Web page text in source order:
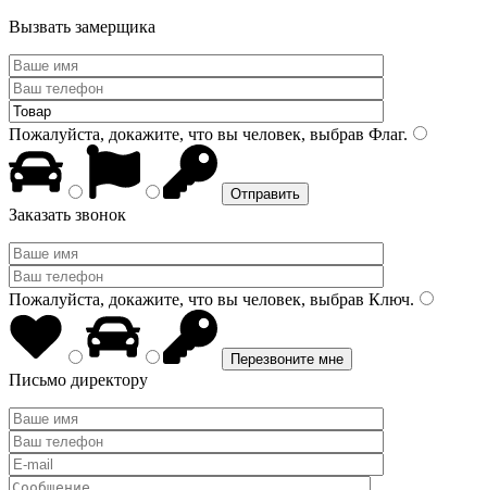
Вызвать замерщика
Пожалуйста, докажите, что вы человек, выбрав Флаг.
Заказать звонок
Пожалуйста, докажите, что вы человек, выбрав Ключ.
Письмо директору